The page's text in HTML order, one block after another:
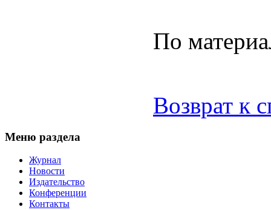
По
Возврат к
Меню раздела
Журнал
Новости
Издательство
Конференции
Контакты